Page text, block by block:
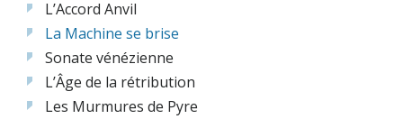
L’Accord Anvil
La Machine se brise
Sonate vénézienne
L’Âge de la rétribution
Les Murmures de Pyre